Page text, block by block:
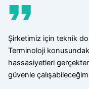
Şirketimiz için teknik
Terminoloji
hassasiyetleri
güvenle